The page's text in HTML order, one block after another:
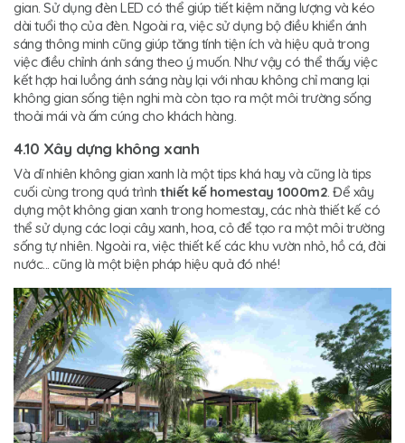
gian. Sử dụng đèn LED có thể giúp tiết kiệm năng lượng và kéo
dài tuổi thọ của đèn. Ngoài ra, việc sử dụng bộ điều khiển ánh
sáng thông minh cũng giúp tăng tính tiện ích và hiệu quả trong
việc điều chỉnh ánh sáng theo ý muốn. Như vậy có thể thấy việc
kết hợp hai luồng ánh sáng này lại với nhau không chỉ mang lại
không gian sống tiện nghi mà còn tạo ra một môi trường sống
thoải mái và ấm cúng cho khách hàng.
4.10 Xây dựng không xanh
Và dĩ nhiên không gian xanh là một tips khá hay và cũng là tips
cuối cùng trong quá trình thiết kế homestay 1000m2 . Để xây
dựng một không gian xanh trong homestay, các nhà thiết kế có
thể sử dụng các loại cây xanh, hoa, cỏ để tạo ra một môi trường
sống tự nhiên. Ngoài ra, việc thiết kế các khu vườn nhỏ, hồ cá, đài
nước... cũng là một biện pháp hiệu quả đó nhé!